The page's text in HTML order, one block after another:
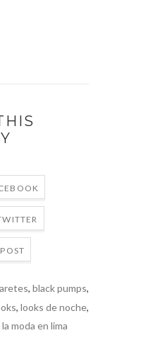
aretes, black pumps,
, looks de noche,
moda en lima